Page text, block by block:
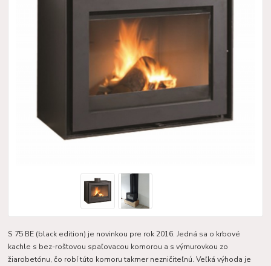
S 75 BE (black edition) je novinkou pre rok 2016. Jedná sa o krbové
kachle s bez-roštovou spaľovacou komorou a s výmurovkou zo
žiarobetónu, čo robí túto komoru takmer nezničiteľnú. Veľká výhoda je